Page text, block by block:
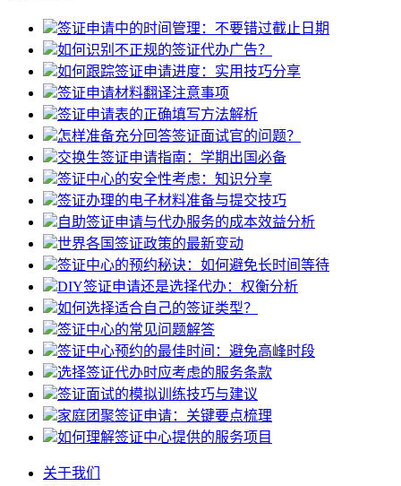
签证申请中的时间管理：不要错过截止日期
如何识别不正规的签证代办广告？
如何跟踪签证申请进度：实用技巧分享
签证申请材料翻译注意事项
签证申请表的正确填写方法解析
怎样准备充分回答签证面试官的问题？
交换生签证申请指南：学期出国必备
签证中心的安全性考虑：知识分享
签证办理的电子材料准备与提交技巧
自助签证申请与代办服务的成本效益分析
世界各国签证政策的最新变动
签证中心的预约秘诀：如何避免长时间等待
DIY签证申请还是选择代办：权衡分析
如何选择适合自己的签证类型？
签证中心的常见问题解答
签证中心预约的最佳时间：避免高峰时段
选择签证代办时应考虑的服务条款
签证面试的模拟训练技巧与建议
家庭团聚签证申请：关键要点梳理
如何理解签证中心提供的服务项目
关于我们